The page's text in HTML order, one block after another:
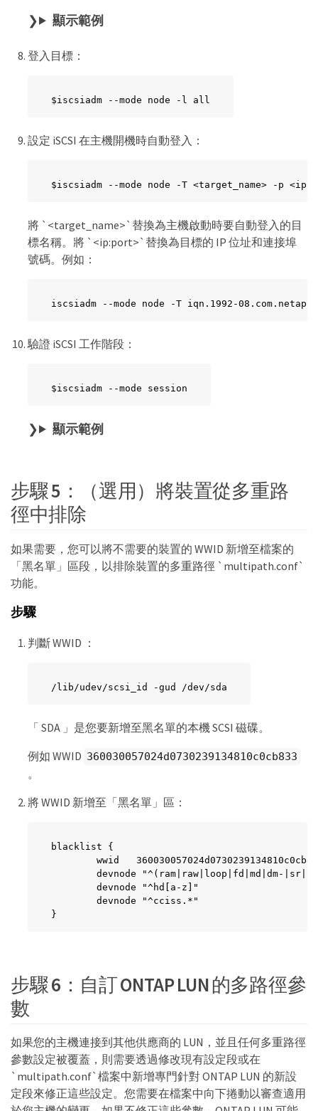
顯示範例
登入目標：
$iscsiadm --mode node -l all
設定 iSCSI 在主機開機時自動登入：
$iscsiadm --mode node -T <target_name> -p
將 `<target_name>`替換為主機啟動時要自動登入的目
標名稱。將 `<ip:port>`替換為目標的 IP 位址和連接埠
號碼。例如：
iscsiadm --mode node -T iqn.1992-
驗證 iSCSI 工作階段：
$iscsiadm --mode session
顯示範例
步驟 5：（選用）將裝置從多重路
徑中排除
如果需要，您可以將不需要的裝置的 WWID 新增至檔案的
「黑名單」區段，以排除裝置的多重路徑 `multipath.conf`
功能。
步驟
判斷 WWID ：
/lib/udev/scsi_id -gud /dev/sda
「 SDA 」是您要新增至黑名單的本機 SCSI 磁碟。
例如 WWID 360030057024d0730239134810c0cb833
。
將 WWID 新增至「黑名單」區：
blacklist {
wwid
devnode "^(ram|raw|loop|fd|md|dm-
        devnode "^hd[a-z]"
        devnode "^cciss.*"
}
步驟 6：自訂 ONTAP LUN 的多路徑參
數
如果您的主機連接到其他供應商的 LUN，並且任何多重路徑
參數設定被覆蓋，則需要透過修改現有設定段或在
`multipath.conf`檔案中新增專門針對 ONTAP LUN 的新設
定段來修正這些設定。您需要在檔案中向下捲動以審查適用